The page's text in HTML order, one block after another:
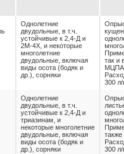
Однолетние
двудольные, в т.ч.
устойчивые к 2,4-Д и
2М-4Х, и некоторые
многолетние
двудольные, включая
виды осота (бодяк и
др.), сорняки
так и
МЦПА.
300 л/
Однолетние
двудольные, в т.ч.
устойчивые к 2,4-Д и
триазинам, и
некоторые многолетние
двудольные, включая
виды осота (бодяк и
др.), сорняки
также
300 л/